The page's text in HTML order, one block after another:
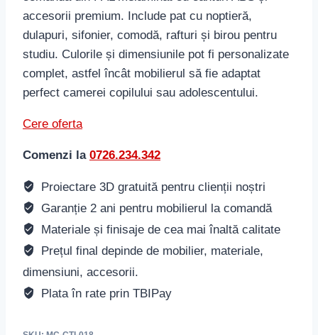
accesorii premium. Include pat cu noptieră,
dulapuri, sifonier, comodă, rafturi și birou pentru
studiu. Culorile și dimensiunile pot fi personalizate
complet, astfel încât mobilierul să fie adaptat
perfect camerei copilului sau adolescentului.
Cere oferta
Comenzi la 0726.234.342
Proiectare 3D gratuită pentru clienții noștri
Garanție 2 ani pentru mobilierul la comandă
Materiale și finisaje de cea mai înaltă calitate
Prețul final depinde de mobilier, materiale,
dimensiuni, accesorii.
Plata în rate prin TBIPay